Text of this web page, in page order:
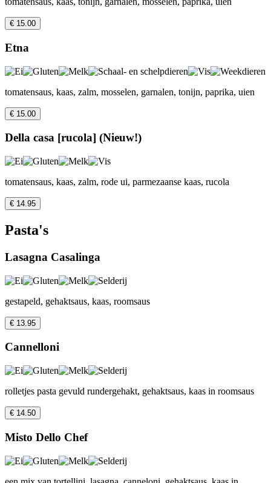
€ 15.00
Etna
tomatensaus, kaas, zalm, mosselen, garnalen, tonijn, paprika, uien
€ 15.00
Della casa [rucola] (Nieuw!)
tomatensaus, kaas, zalm, rode ui, parmezaanse kaas, rucola
€ 14.95
Pasta's
Lasagna Casalinga
gestapeld, gehaktsaus, kaas, roomsaus
€ 13.95
Cannelloni
rolletjes pasta gevuld rundergehakt, gehaktsaus, kaas in roomsaus
€ 14.50
Misto Dello Chef